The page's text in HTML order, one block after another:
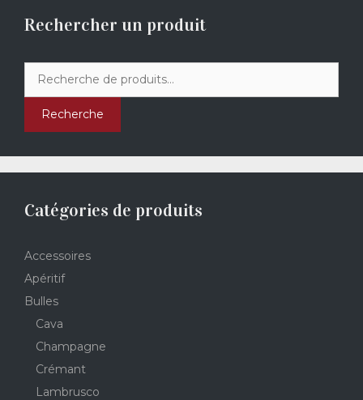
Rechercher un produit
pour :
Recherche
Catégories de produits
Accessoires
Apéritif
Bulles
Cava
Champagne
Crémant
Lambrusco